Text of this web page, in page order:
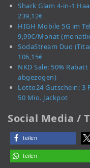
Shark Glam 4-in-1
239,12€
HIGH Mobile 5G im
9,99€/Monat
SodaStream Duo
106,15€
NKD Sale: 50%
abgezogen)
Lotto24 Gutschein: 3
50 Mio. Jackpot
Social Media /
teilen
teilen